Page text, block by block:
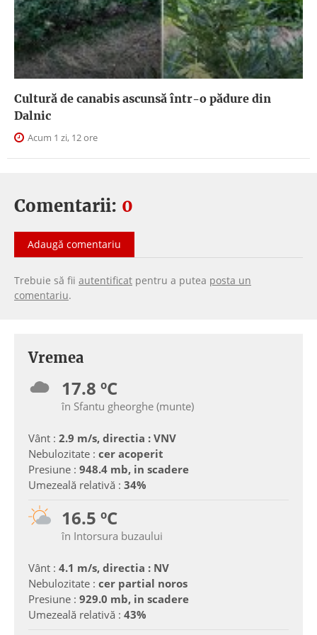
Cultură de canabis ascunsă într-o pădure din
Dalnic
Acum 1 zi, 12 ore
Comentarii: 0
Adaugă comentariu
Trebuie să fii autentificat pentru a putea posta un
comentariu.
Vremea
17.8 ºC
în Sfantu gheorghe (munte)
Vânt : 2.9 m/s, directia : VNV
Nebulozitate : cer acoperit
Presiune : 948.4 mb, in scadere
Umezeală relativă : 34%
16.5 ºC
în Intorsura buzaului
Vânt : 4.1 m/s, directia : NV
Nebulozitate : cer partial noros
Presiune : 929.0 mb, in scadere
Umezeală relativă : 43%